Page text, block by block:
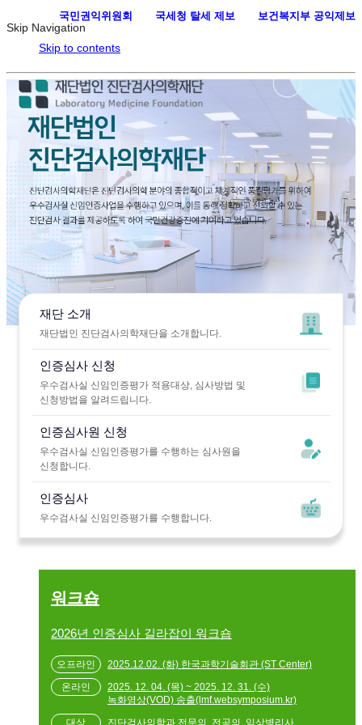
Skip Navigation
Skip to contents
재단 소개
재단법인 진단검사의학재단을 소개합니다.
인증심사 신청
우수검사실 신임인증평가 적용대상, 심사방법 및
신청방법을 알려드립니다.
인증심사원 신청
우수검사실 신임인증평가를 수행하는 심사원을
신청합니다.
인증심사
우수검사실 신임인증평가를 수행합니다.
워크숍
2026년 인증심사 길라잡이 워크숍
2025.12.02. (화) 한국과학기술회관 (ST Center)
2025. 12. 04. (목) ~ 2025. 12. 31. (수)
녹화영상(VOD) 송출(lmf.websymposium.kr)
국민권익위원회 국세청 탈세 제보 보건복지부 공익제보